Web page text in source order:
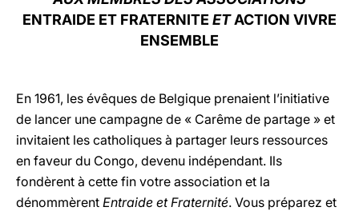
ENTRAIDE ET FRATERNITE ETACTION VIVRE
ENSEMBLE
En 1961, les évêques de Belgique prenaient l’initiative
de lancer une campagne de « Carême de partage » et
invitaient les catholiques à partager leurs ressources
en faveur du Congo, devenu indépendant. Ils
fondèrent à cette fin votre association et la
dénommèrent Entraide et Fraternité. Vous préparez et